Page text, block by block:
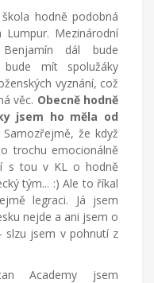
hodně podobná
Mezinárodní
dál bude
mít spolužáky
vyznání, což
věc. Obecně hodně
jsem ho měla od
Samozřejmě, že když
trochu emocionálně
s tou v KL o hodně
tým... :) Ale to říkal
legraci. Já jsem
nejde a ani jsem o
slzu jsem v pohnutí z
Academy jsem